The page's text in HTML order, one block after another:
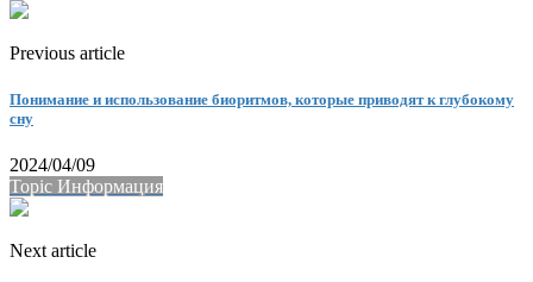
Previous article
Понимание и использование биоритмов, которые приводят к глубокому
сну
2024/04/09
Topic Информация
Next article